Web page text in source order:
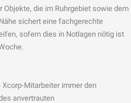
Objekte, die im Ruhrgebiet sowie dem
sichert eine fachgerechte
sofern dies in Notlagen nötig ist
Xcorp-Mitarbeiter immer den
anvertrauten